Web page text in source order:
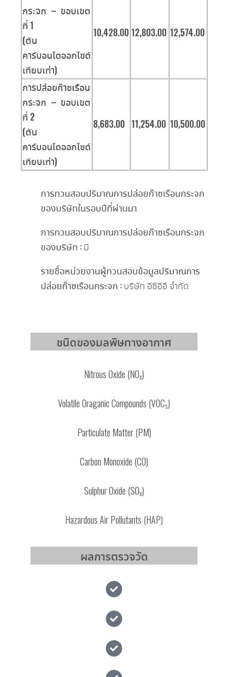
กระจก – ขอบเขต
ที่ 1
(ตัน
คาร์บอนไดออกไซด์
เทียบเท่า)
10,428.00 12,803.00 12,574.00
การปล่อยก๊าซเรือน
กระจก – ขอบเขต
ที่ 2
(ตัน
คาร์บอนไดออกไซด์
เทียบเท่า)
8,683.00 11,254.00 10,500.00
การทวนสอบปริมาณการปล่อยก๊าซเรือนกระจก
ของบริษัทในรอบปีที่ผ่านมา
การทวนสอบปริมาณการปล่อยก๊าซเรือนกระจก
ของบริษัท :มี
รายชื่อหน่วยงานผู้ทวนสอบข้อมูลปริมาณการ
ปล่อยก๊าซเรือนกระจก :บริษัท อีซีอีอี จํากัด
ชนิดของมลพิษทางอากาศ
Nitrous Oxide (NOx)
Volatile Oraganic Compounds (VOCs)
Particulate Matter (PM)
Carbon Monoxide (CO)
Sulphur Oxide (SOx)
Hazardous Air Pollutants (HAP)
ผลการตรวจวัด